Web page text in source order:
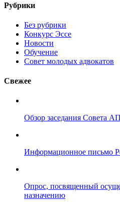
Рубрики
Без рубрики
Конкурс Эссе
Новости
Обучение
Совет молодых адвокатов
Свежее
Обзор заседания Совета
Информационное письмо
Опрос, посвященный
назначению